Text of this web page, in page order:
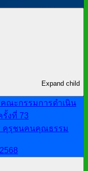
Expand child
ณะกรรมการดำเนิน
งที่ 73
คุรุชนคนคุณธรรม